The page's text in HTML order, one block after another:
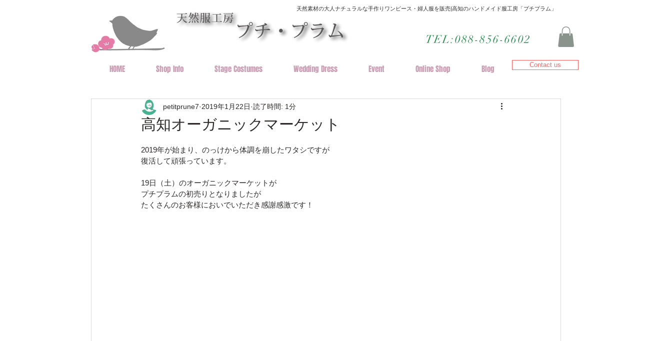
天然素材の大人ナチュラルな手作りワンピース・婦人服を販売|高知のハンドメイド服工房「プチプラム」
​TEL:088-856-6602
HOME Shop Info Stage Costumes Wedding Dress Event Online Shop Blog Contact us
高知オーガニックマーケット
petitprune7 2019年1月22日 読了時間: 1分
2019年が始まり、のっけから体調を崩したワタシですが
復活して頑張っています。
19日（土）のオーガニックマーケットが
プチプラムの初売りとなりましたが
たくさんのお客様においでいただき感謝感激です！